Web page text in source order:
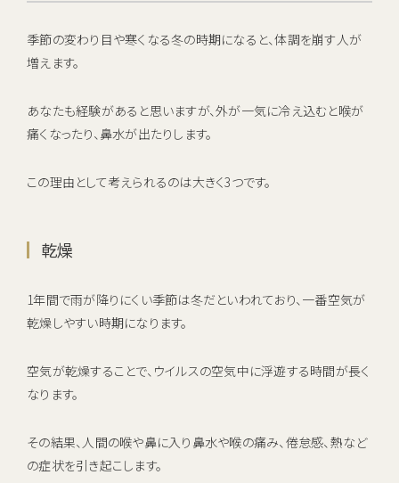
季節の変わり目や寒くなる冬の時期になると、体調を崩す人が
増えます。
あなたも経験があると思いますが、外が一気に冷え込むと喉が
痛くなったり、鼻水が出たりします。
この理由として考えられるのは大きく3つです。
乾燥
1年間で雨が降りにくい季節は冬だといわれており、一番空気が
乾燥しやすい時期になります。
空気が乾燥することで、ウイルスの空気中に浮遊する時間が長く
なります。
その結果、人間の喉や鼻に入り鼻水や喉の痛み、倦怠感、熱など
の症状を引き起こします。